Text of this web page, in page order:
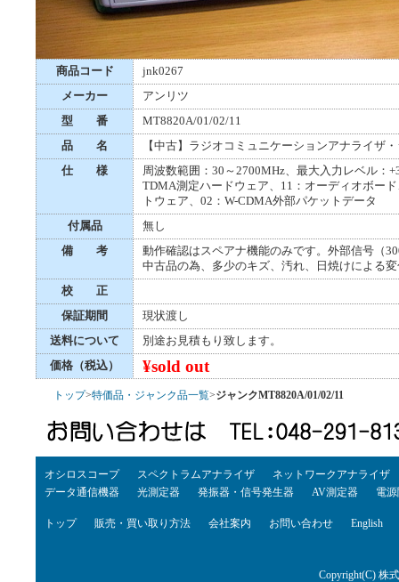
商品コード
jnk0267
メーカー
アンリツ
型 番
MT8820A/01/02/11
品 名
【中古】ラジオコミュニケーションアナライザ
仕 様
周波数範囲：30～2700MHz、最大入力レベル：
TDMA測定ハードウェア、11：オーディオボー
トウェア、02：W-CDMA外部パケットデータ
付属品
無し
備 考
動作確認はスペアナ機能のみです。外部信号（
中古品の為、多少のキズ、汚れ、日焼けによる
校 正
保証期間
現状渡し
送料について
別途お見積もり致します。
価格（税込）
¥sold out
トップ>特価品・ジャンク品一覧>ジャンクMT8820A/01/02/11
オシロスコープ スペクトラムアナライザ
ネットワークアナライザ
データ通信機器
光測定器 発振器・信号発生器 AV測定器 電
トップ 販売・買い取り方法 会社案内 お問い合わせ English
Copyright(C) 株